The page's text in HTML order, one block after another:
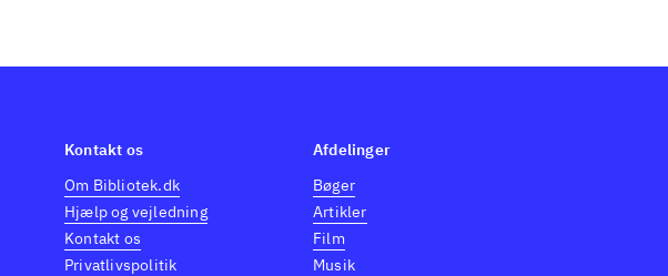
Kontakt os
Om Bibliotek.dk
Hjælp og vejledning
Kontakt os
Privatlivspolitik
Afdelinger
Bøger
Artikler
Film
Musik